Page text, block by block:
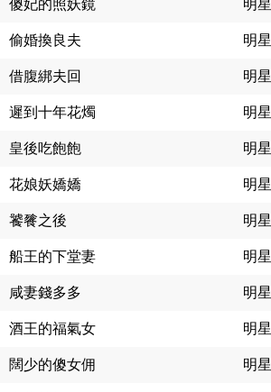
傻妃的照妖鏡 明星
偷婚換良夫 明星
借腹綁夫回 明星
遲到十年花燭 明星
皇後吃飽飽 明星
花娘妖嬌嬌 明星
饕餮之後 明星
船王的下堂妻 明星
咸妻錢多多 明星
酒王的福氣女 明星
闊少的傻女佣 明星